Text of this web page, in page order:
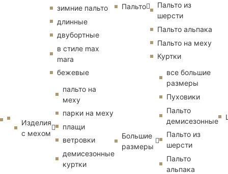
зимние пальто
длинные
двубортные
в стиле max
mara
бежевые
Изделия
с мехом
пальто на
меху
парки на меху
плащи
ветровки
демисезонные
куртки
Пальто
Пальто из
шерсти
Пальто альпака
Пальто на меху
Куртки
Большие
размеры
все большие
размеры
Пуховики
Пальто
демисезонные
Пальто из
шерсти
Пальто
альпака